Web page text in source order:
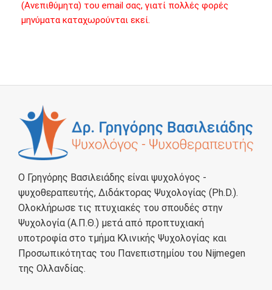
(Ανεπιθύμητα) του email σας, γιατί πολλές φορές
μηνύματα καταχωρούνται εκεί.
Ο Γρηγόρης Βασιλειάδης είναι ψυχολόγος -
ψυχοθεραπευτής, Διδάκτορας Ψυχολογίας (Ph.D.).
Ολοκλήρωσε τις πτυχιακές του σπουδές στην
Ψυχολογία (Α.Π.Θ.) μετά από προπτυχιακή
υποτροφία στο τμήμα Κλινικής Ψυχολογίας και
Προσωπικότητας του Πανεπιστημίου του Nijmegen
της Ολλανδίας.